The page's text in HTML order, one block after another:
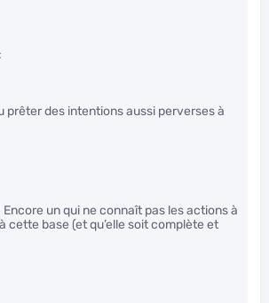
prêter des intentions aussi perverses à
Encore un qui ne connaît pas les actions à
cette base (et qu’elle soit complète et